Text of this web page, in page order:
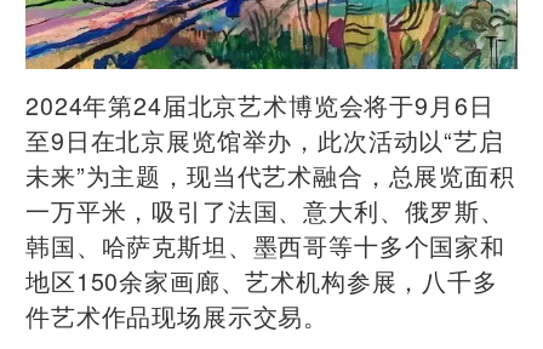
2024年第24届北京艺术博览会将于9月6日
至9日在北京展览馆举办，此次活动以“艺启
未来”为主题，现当代艺术融合，总展览面积
一万平米，吸引了法国、意大利、俄罗斯、
韩国、哈萨克斯坦、墨西哥等十多个国家和
地区150余家画廊、艺术机构参展，八千多
件艺术作品现场展示交易。